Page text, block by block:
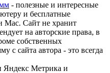
- полезные и интересные
и бесплатные
Mac. Сайт не хранит
на авторские права, в
собственных
с сайта автора - это всегда
Яндекс Метрика и